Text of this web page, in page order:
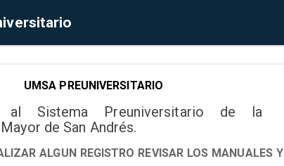
UMSA PREUNIVERSITARIO
al Sistema Preuniversitario de la
de San Andrés.
ALGUN REGISTRO REVISAR LOS MANUALES Y